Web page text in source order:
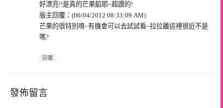
好漂亮!!是真的芒果餡耶~超讚的!
版主回覆：(06/04/2012 08:33:09 AM)
芒果的很特別唷~有機會可以去試試看~拉拉離這裡很近不是
嗎?
回覆
發佈留言